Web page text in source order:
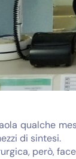
qualche
di sintesi.
però,